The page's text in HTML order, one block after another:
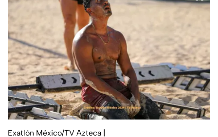
Exatlón México/TV Azteca |